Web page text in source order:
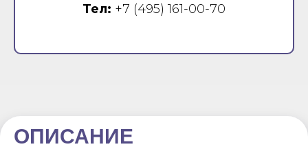
Тел: +7 (495) 161-00-70
ОПИСАНИЕ